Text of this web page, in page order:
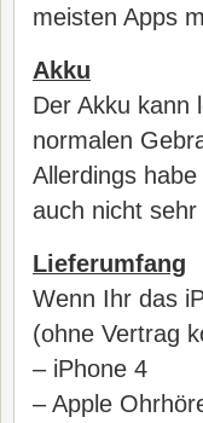
meisten Apps
Akku
Der Akku kann
normalen
Allerdings
auch nicht
Lieferumfang
Wenn Ihr das
(ohne Vertrag
– iPhone 4
– Apple